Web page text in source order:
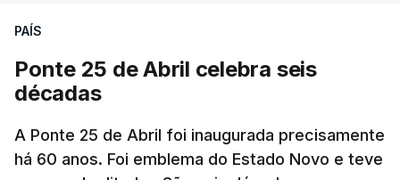
PAÍS
Ponte 25 de Abril celebra seis
décadas
A Ponte 25 de Abril foi inaugurada precisamente
há 60 anos. Foi emblema do Estado Novo e teve